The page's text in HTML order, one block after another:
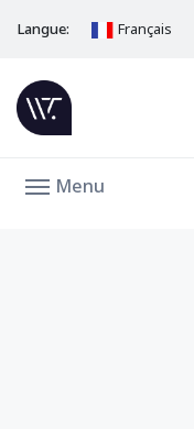
Langue: Français
Menu